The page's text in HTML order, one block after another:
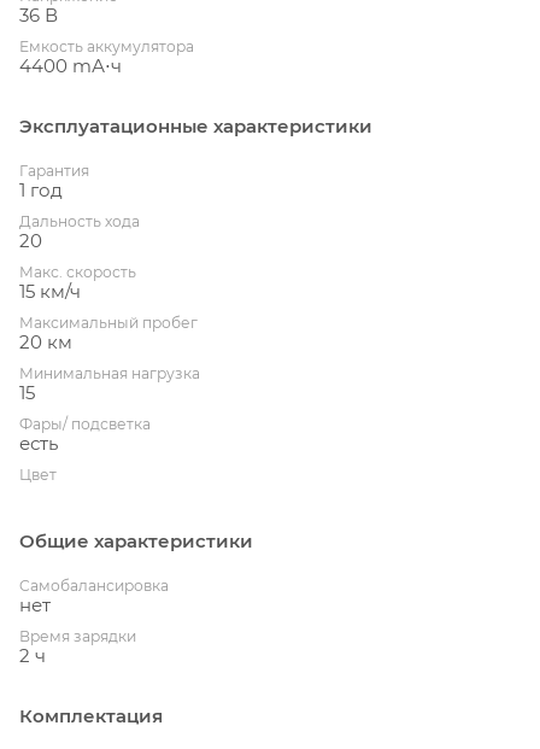
36 В
Емкость аккумулятора
4400 mА⋅ч
Эксплуатационные характеристики
Гарантия
1 год
Дальность хода
20
Макс. скорость
15 км/ч
Максимальный пробег
20 км
Минимальная нагрузка
15
Фары/ подсветка
есть
Цвет
Общие характеристики
Cамобалансировка
нет
Время зарядки
2 ч
Комплектация